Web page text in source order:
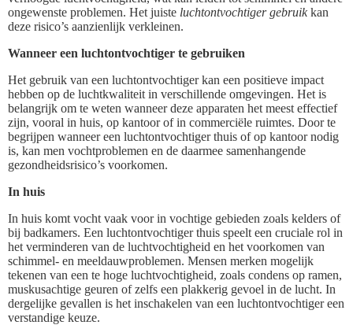
ongewenste problemen. Het juiste luchtontvochtiger gebruikkan
deze risico’s aanzienlijk verkleinen.
Wanneer een luchtontvochtiger te gebruiken
Het gebruik van een luchtontvochtiger kan een positieve impact
hebben op de luchtkwaliteit in verschillende omgevingen. Het is
belangrijk om te weten wanneer deze apparaten het meest effectief
zijn, vooral in huis, op kantoor of in commerciële ruimtes. Door te
begrijpen wanneer een luchtontvochtiger thuis of op kantoor nodig
is, kan men vochtproblemen en de daarmee samenhangende
gezondheidsrisico’s voorkomen.
In huis
In huis komt vocht vaak voor in vochtige gebieden zoals kelders of
bij badkamers. Een luchtontvochtiger thuis speelt een cruciale rol in
het verminderen van de luchtvochtigheid en het voorkomen van
schimmel- en meeldauwproblemen. Mensen merken mogelijk
tekenen van een te hoge luchtvochtigheid, zoals condens op ramen,
muskusachtige geuren of zelfs een plakkerig gevoel in de lucht. In
dergelijke gevallen is het inschakelen van een luchtontvochtiger een
verstandige keuze.